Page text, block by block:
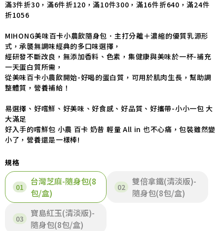
滿3件折30，滿6件折120，滿10件300，滿16件折640，滿24件
折1056
MIHONG美味百卡小農飲隨身包．主打分離＋濃縮的優質乳源形
式，承襲無調味經典的多口味選擇，
經研發不斷改良，無添加香料、色素，集健康與美味於一杯-補充
一天蛋白質所需，
從美味百卡小農飲開始-好喝的蛋白質，可用於肌肉生長，幫助調
整體質，營養補給！
易選擇、好嚐鮮、好美味、好食感、好品質、好攜帶-小小一包 大
大滿足
好入手的嚐鮮包 小農 百卡 奶昔 輕量 All in 也不心痛，包裝雖然變
小了，營養還是一樣棒!
規格
台灣芝麻-隨身包(8
包/盒)
雙倍拿鐵(清淡版)-
隨身包(8包/盒)
寶島紅玉(清淡版)-
隨身包(8包/盒)